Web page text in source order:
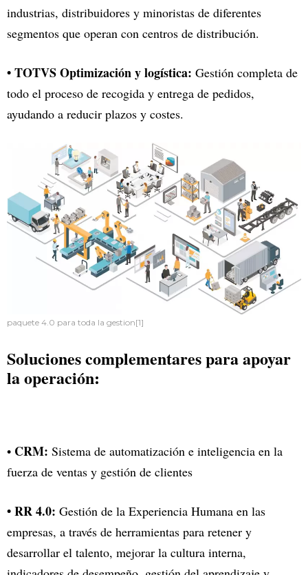
industrias, distribuidores y minoristas de diferentes
segmentos que operan con centros de distribución.
• TOTVS Optimización y logística: Gestión completa de
todo el proceso de recogida y entrega de pedidos,
ayudando a reducir plazos y costes.
paquete 4.0 para toda la gestion[1]
Soluciones complementares para apoyar
la operación:
• CRM: Sistema de automatización e inteligencia en la
fuerza de ventas y gestión de clientes
• RR 4.0: Gestión de la Experiencia Humana en las
empresas, a través de herramientas para retener y
desarrollar el talento, mejorar la cultura interna,